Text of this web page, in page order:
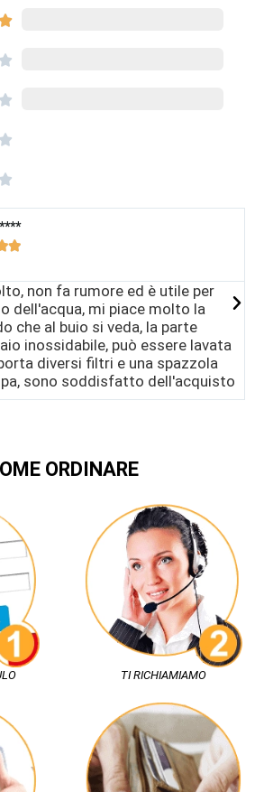





non fa rumore ed è utile per
dell'acqua, mi piace molto la
che al buio si veda, la parte
inossidabile, può essere lavata
diversi filtri e una spazzola
sono soddisfatto dell'acquisto
ORDINARE
TI RICHIAMIAMO